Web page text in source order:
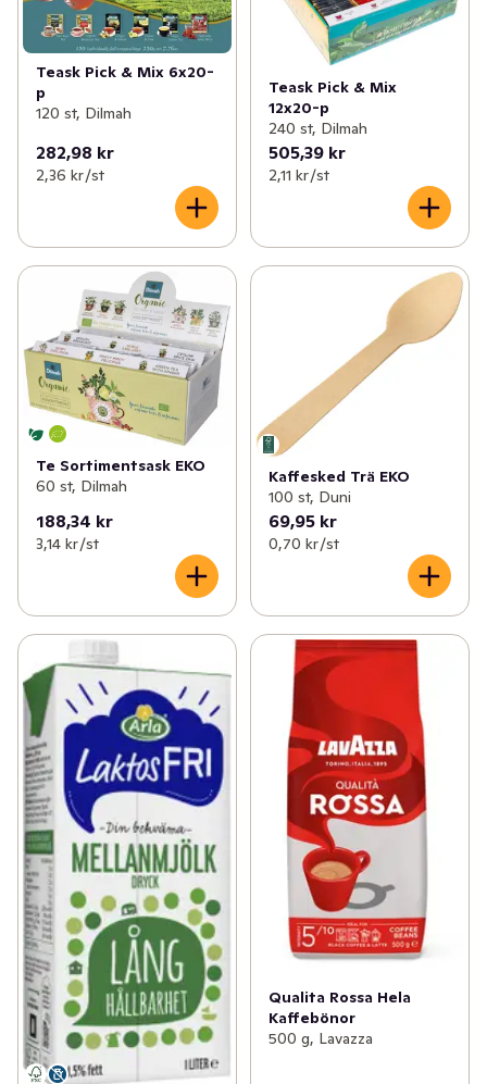
Teask Pick & Mix 6x20-
p
120 st, Dilmah
282,98 kr
2,36 kr /st
Teask Pick & Mix
12x20-p
240 st, Dilmah
505,39 kr
2,11 kr /st
Te Sortimentsask EKO
60 st, Dilmah
188,34 kr
3,14 kr /st
Kaffesked Trä EKO
100 st, Duni
69,95 kr
0,70 kr /st
Qualita Rossa Hela
Kaffebönor
500 g, Lavazza